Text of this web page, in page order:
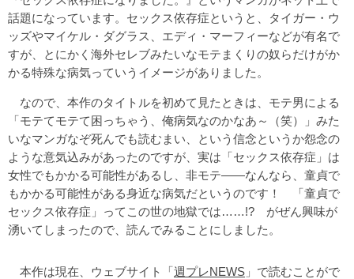
話題になっています。セックス依存症というと、タイガー・ウ
ッズやマイケル・ダグラス、エディ・マーフィーなどが有名で
すが、とにかく海外セレブみたいなモテまくりの奴らだけがか
かる特殊な病気っていうイメージがありました。
なので、本作のタイトルを初めて見たときは、モテ男による
「モテてモテて困っちゃう、俺病気なのかなあ～（笑）」みた
いなマンガなぞ死んでも読むまい、という信念というか怨念の
ような意気込みがあったのですが、実は「セックス依存症」は
女性でもかかる可能性があるし、非モテ――なんなら、童貞で
もかかる可能性がある身近な病気だというのです！ 「童貞で
セックス依存症」ってこの世の地獄では……!? がぜん興味が
湧いてしまったので、読んでみることにしました。
本作は現在、ウェブサイト「週プレNEWS 」で読むことがで